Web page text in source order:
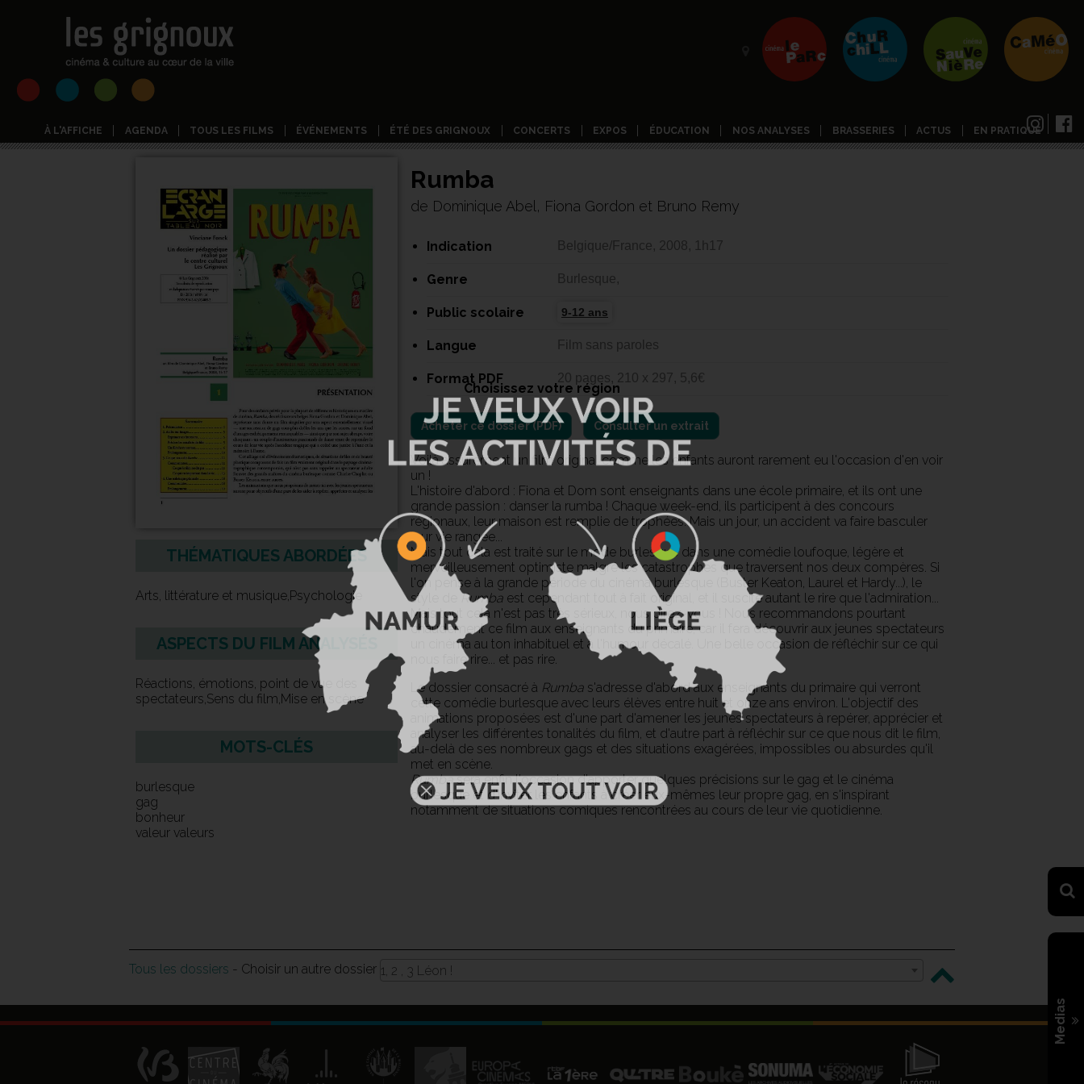
Medias
À L'AFFICHE AGENDA TOUS LES FILMS ÉVÉNEMENTS ÉTÉ DES GRIGNOUX CONCERTS EXPOS ÉDUCATION NOS ANALYSES BRASSERIES ACTUS EN PRATIQUE
THÉMATIQUES ABORDÉES
Arts, littérature et musique,Psychologie
ASPECTS DU FILM ANALYSÉS
Réactions, émotions, point de vue des
spectateurs,Sens du film,Mise en scène
MOTS-CLÉS
burlesque
gag
bonheur
valeur valeurs
Rumba
de Dominique Abel, Fiona Gordon et Bruno Remy
Indication Belgique/France, 2008, 1h17
Genre Burlesque,
Public scolaire 9-12 ans
Langue Film sans paroles
Format PDF 20 pages, 210 x 297, 5,6€
Consulter un extrait
Voilà assurément un film original comme les enfants auront rarement eu l'occasion d'en voir
un !
L'histoire d'abord : Fiona et Dom sont enseignants dans une école primaire, et ils ont une
grande passion : danser la rumba ! Chaque week-end, ils participent à des concours
régionaux, leur maison est remplie de trophées. Mais un jour, un accident va faire basculer
leur vie rangée...
Mais tout cela est traité sur le mode burlesque dans une comédie loufoque, légère et
merveilleusement optimiste malgré les catastrophes que traversent nos deux compères. Si
l'on pense à la grande période du cinéma burlesque (Buster Keaton, Laurel et Hardy...), le
style de Rumba est cependant tout à fait original, et il suscite autant le rire que l'admiration...
Mais tout cela n'est pas très sérieux, nous direz-vous ! Nous recommandons pourtant
chaudement ce film aux enseignants du primaire, car il fera découvrir aux jeunes spectateurs
un cinéma au ton inhabituel et à l'humour décalé. Une belle occasion de réfléchir sur ce qui
nous faire rire... et pas rire.
Le dossier consacré à Rumba s'adresse d'abord aux enseignants du primaire qui verront
cette comédie burlesque avec leurs élèves entre huit et onze ans environ. L'objectif des
animations proposées est d'une part d'amener les jeunes spectateurs à repérer, apprécier et
analyser les différentes tonalités du film, et d'autre part à réfléchir sur ce que nous dit le film,
au-delà de ses nombreux gags et des situations exagérées, impossibles ou absurdes qu'il
met en scène.
Rumbasera enfin l'occasion d'apporter quelques précisions sur le gag et le cinéma
burlesque et d'inviter les enfants à créer eux-mêmes leur propre gag, en s'inspirant
notamment de situations comiques rencontrées au cours de leur vie quotidienne.
Tous les dossiers - Choisir un autre dossier 1, 2 , 3 Léon !
Choisissez votre région